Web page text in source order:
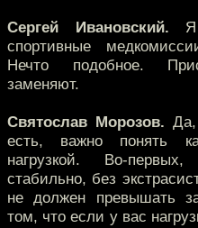
Сергей Ивановский. Я
спортивные
Нечто подобное.
заменяют.
Святослав Морозов.
есть, важно понять
нагрузкой. Во-
стабильно, без
не должен превышать
том, что если у вас